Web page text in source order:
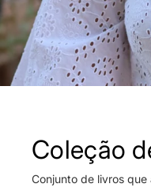
Coleção
Conjunto de livros